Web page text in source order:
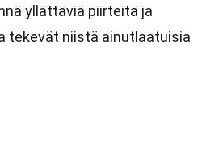
yllättäviä piirteitä ja
tekevät niistä ainutlaatuisia